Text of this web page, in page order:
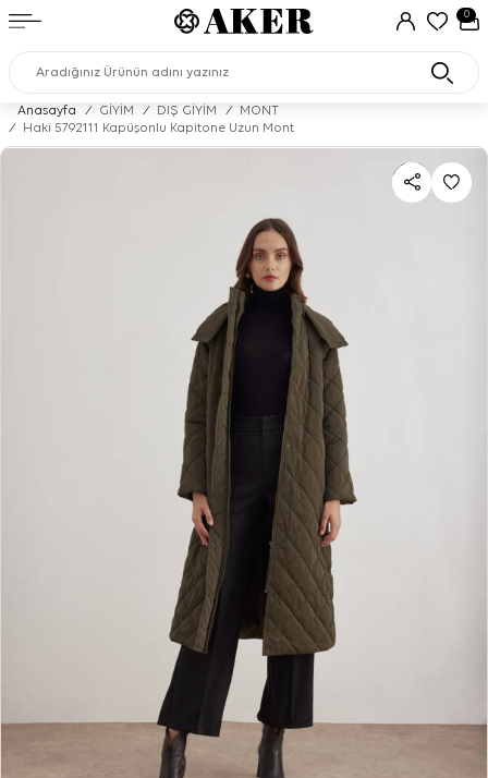
0
Anasayfa / GİYİM / DIŞ GİYİM /
MONT
/
Haki 5792111 Kapüşonlu Kapitone Uzun Mont